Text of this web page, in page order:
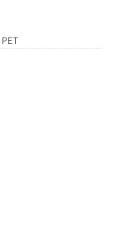
PET